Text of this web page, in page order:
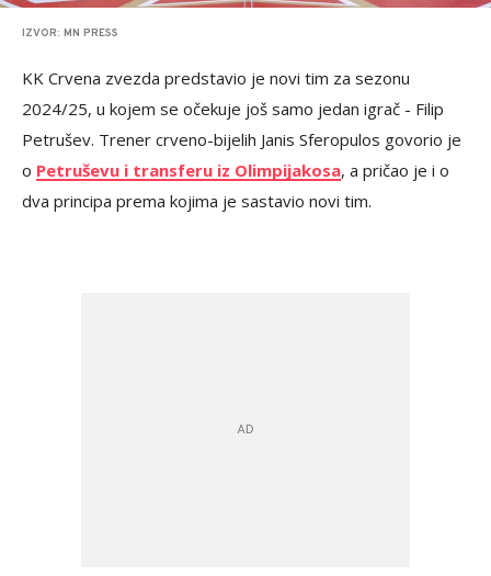
IZVOR: MN PRESS
KK Crvena zvezda predstavio je novi tim za sezonu
2024/25, u kojem se očekuje još samo jedan igrač - Filip
Petrušev. Trener crveno-bijelih Janis Sferopulos govorio je
o Petruševu i transferu iz Olimpijakosa, a pričao je i o
dva principa prema kojima je sastavio novi tim.